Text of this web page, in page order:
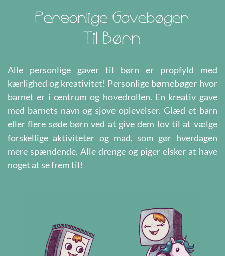
Personlige Gavebøger
Til Børn
Alle personlige gaver til børn er propfyld med
kærlighed og kreativitet! Personlige børnebøger hvor
barnet er i centrum og hovedrollen. En kreativ gave
med barnets navn og sjove oplevelser. Glæd et barn
eller flere søde børn ved at give dem lov til at vælge
forskellige aktiviteter og mad, som gør hverdagen
mere spændende. Alle drenge og piger elsker at have
noget at se frem til!